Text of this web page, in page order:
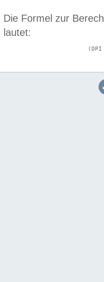
Die Formel zur
lautet: